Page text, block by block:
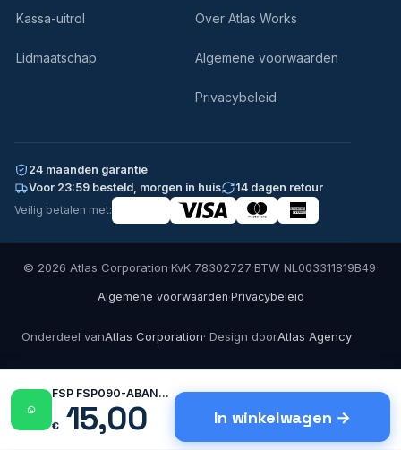
FSP FSP090-ABAN2 Oplader 90-Watt 19V…
€15,00 In winkelwagen
Kassa-uitrol
Lidmaatschap
Over Atlas Works
Algemene voorwaarden
Privacybeleid
24 maanden garantie
Voor 23:59 besteld, morgen in huis
14 dagen retour
Veilig betalen met:
© 2026 Atlas Corporation·KvK 78302727·BTW NL003311819B49·
Algemene voorwaarden·Privacybeleid
Onderdeel vanAtlas Corporation· Design doorAtlas Agency